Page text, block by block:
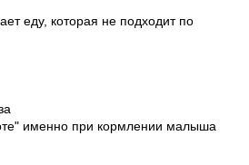
еду, которая не подходит по
именно при кормлении малыша